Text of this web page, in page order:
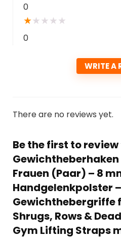
0
★★ ★ ★ ★
0
WRITE A
There are no reviews yet.
Be the first to review
Frauen (Paar) – 8
Handgelenkpolster –
Gewichthebergriffe
Shrugs, Rows &
Gym Lifting Straps